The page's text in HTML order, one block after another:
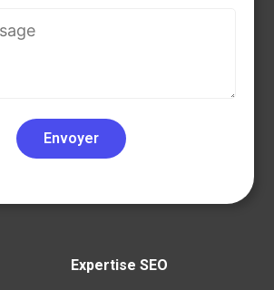
Expertise SEO